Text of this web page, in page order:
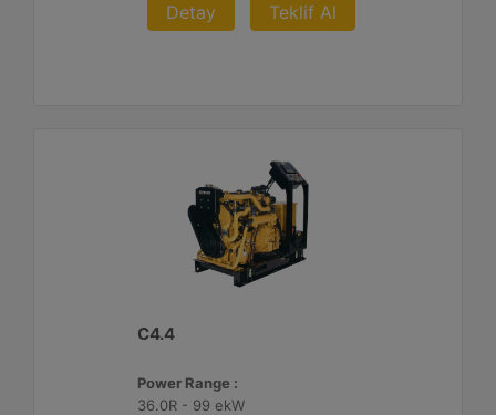
Detay Teklif Al
C4.4
Power Range :
36.0R - 99 ekW